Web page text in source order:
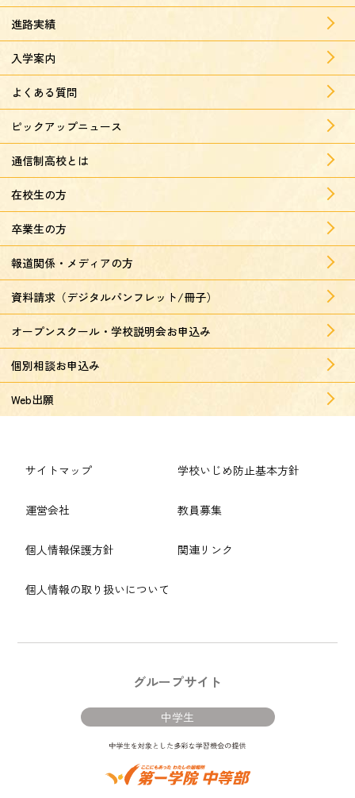
進路実績
入学案内
よくある質問
ピックアップニュース
通信制高校とは
在校生の方
卒業生の方
報道関係・メディアの方
資料請求（デジタルパンフレット/冊子）
オープンスクール・学校説明会お申込み
個別相談お申込み
Web出願
サイトマップ
運営会社
個人情報保護方針
個人情報の取り扱いについて
学校いじめ防止基本方針
教員募集
関連リンク
グループサイト
中学生